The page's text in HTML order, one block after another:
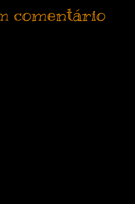
comentário